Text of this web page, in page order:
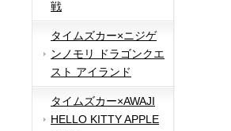
戦
タイムズカー×ニジゲ
ンノモリ ドラゴンクエ
スト アイランド
タイムズカー×AWAJI
HELLO KITTY APPLE